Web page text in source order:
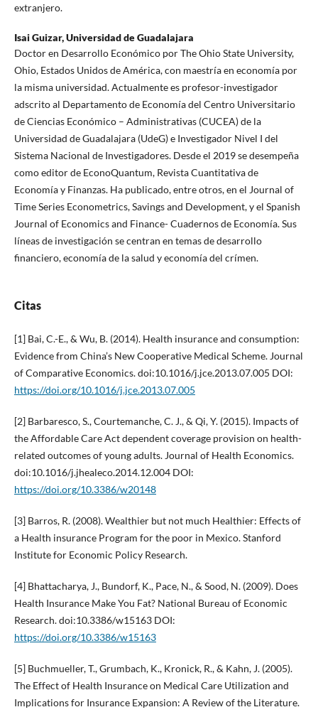
extranjero.
Isai Guizar,Universidad de Guadalajara
Doctor en Desarrollo Económico por The Ohio State University,
Ohio, Estados Unidos de América, con maestría en economía por
la misma universidad. Actualmente es profesor-investigador
adscrito al Departamento de Economía del Centro Universitario
de Ciencias Económico – Administrativas (CUCEA) de la
Universidad de Guadalajara (UdeG) e Investigador Nivel I del
Sistema Nacional de Investigadores. Desde el 2019 se desempeña
como editor de EconoQuantum, Revista Cuantitativa de
Economía y Finanzas. Ha publicado, entre otros, en el Journal of
Time Series Econometrics, Savings and Development, y el Spanish
Journal of Economics and Finance- Cuadernos de Economía. Sus
líneas de investigación se centran en temas de desarrollo
financiero, economía de la salud y economía del crímen.
Citas
[1] Bai, C.-E., & Wu, B. (2014). Health insurance and consumption:
Evidence from China’s New Cooperative Medical Scheme. Journal
of Comparative Economics. doi:10.1016/j.jce.2013.07.005 DOI:
https://doi.org/10.1016/j.jce.2013.07.005
[2] Barbaresco, S., Courtemanche, C. J., & Qi, Y. (2015). Impacts of
the Affordable Care Act dependent coverage provision on health-
related outcomes of young adults. Journal of Health Economics.
doi:10.1016/j.jhealeco.2014.12.004 DOI:
https://doi.org/10.3386/w20148
[3] Barros, R. (2008). Wealthier but not much Healthier: Effects of
a Health insurance Program for the poor in Mexico. Stanford
Institute for Economic Policy Research.
[4] Bhattacharya, J., Bundorf, K., Pace, N., & Sood, N. (2009). Does
Health Insurance Make You Fat? National Bureau of Economic
Research. doi:10.3386/w15163 DOI:
https://doi.org/10.3386/w15163
[5] Buchmueller, T., Grumbach, K., Kronick, R., & Kahn, J. (2005).
The Effect of Health Insurance on Medical Care Utilization and
Implications for Insurance Expansion: A Review of the Literature.